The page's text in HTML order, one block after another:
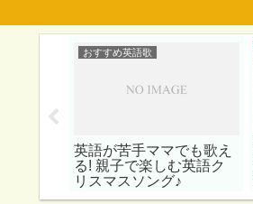
おすすめ英語歌
英語が苦手ママでも歌え
る! 親子で楽しむ英語ク
リスマスソング♪